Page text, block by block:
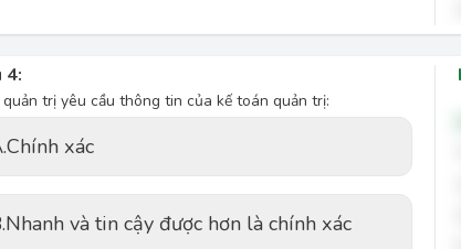
4:
trị yêu cầu thông tin của kế toán quản trị:
Chính xác
Nhanh và tin cậy được hơn là chính xác